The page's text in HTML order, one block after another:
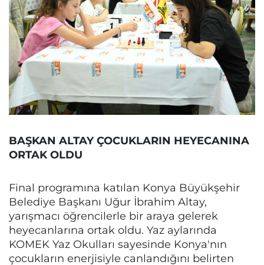
BAŞKAN ALTAY ÇOCUKLARIN HEYECANINA
ORTAK OLDU
Final programına katılan Konya Büyükşehir
Belediye Başkanı Uğur İbrahim Altay,
yarışmacı öğrencilerle bir araya gelerek
heyecanlarına ortak oldu. Yaz aylarında
KOMEK Yaz Okulları sayesinde Konya'nın
çocukların enerjisiyle canlandığını belirten